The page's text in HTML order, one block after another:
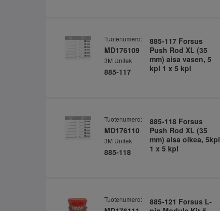
Tuotenumero:
MD176109
3M Unitek
885-117
885-117 Forsus
Push Rod XL (35
mm) aisa vasen, 5
kpl 1 x 5 kpl
Tuotenumero:
MD176110
3M Unitek
885-118
885-118 Forsus
Push Rod XL (35
mm) aisa oikea, 5kpl
1 x 5 kpl
Tuotenumero:
885-121 Forsus L-